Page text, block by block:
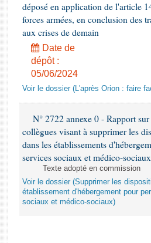
déposé en application de l'article
forces armées, en conclusion des
aux crises de demain
Date de
dépôt :
05/06/2024
Voir le dossier (L'après Orion : faire
N° 2722 annexe 0 - Rapport
collègues visant à supprimer les
dans les établissements
services sociaux et médico-
Texte adopté en commission
Voir le dossier (Supprimer les
établissement d'hébergement pour
sociaux et médico-sociaux)